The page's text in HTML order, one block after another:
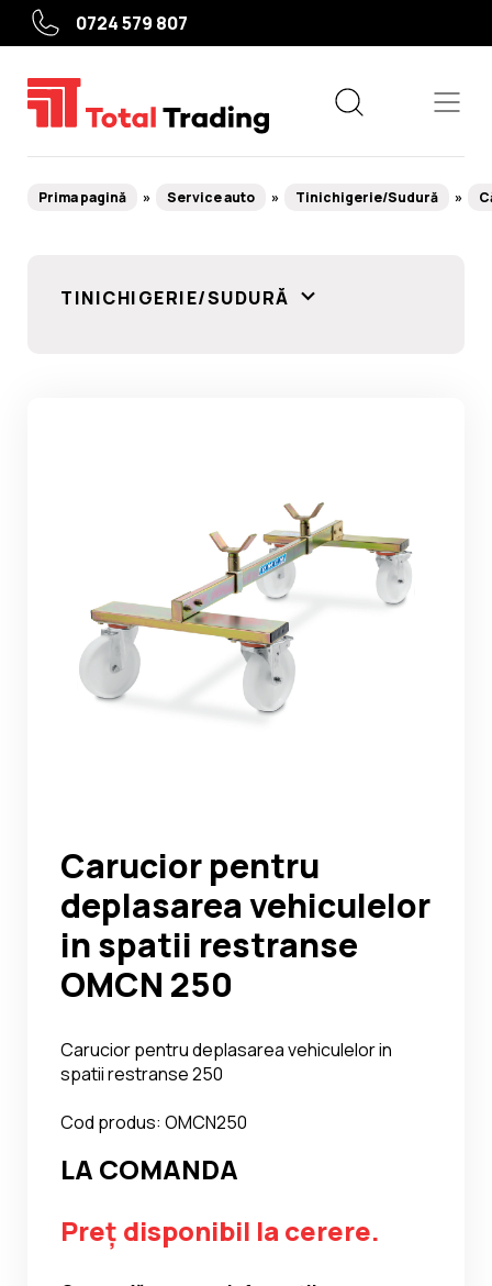
0724 579 807
Ghidul Echipamentelor
Contact
Prima pagină Service auto Tinichigerie/Sudură
TINICHIGERIE/SUDURĂ
Carucior pentru
deplasarea vehiculelor
in spatii restranse
OMCN 250
Carucior pentru deplasarea vehiculelor in
spatii restranse 250
Cod produs: OMCN250
LA COMANDA
Preț disponibil la cerere.